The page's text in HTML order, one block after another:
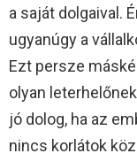
a saját dolgaival.
ugyanúgy a
Ezt persze
olyan
jó dolog, ha az
nincs korlátok